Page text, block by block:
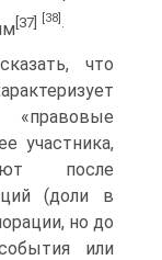
[37] [38] .
что
участника,
после
(доли в
но до
или